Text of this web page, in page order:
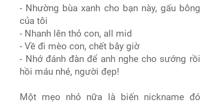
- Nhường bùa xanh cho bạn này, gấu bông
của tôi
- Nhanh lên thỏ con, all mid
- Về đi mèo con, chết bây giờ
- Nhớ đánh đàn để anh nghe cho sướng rồi
hồi máu nhé, người đẹp!
Một mẹo nhỏ nữa là biến nickname đó